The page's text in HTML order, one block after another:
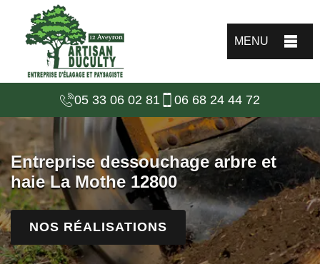
MENU
05 33 06 02 81 06 68 24 44 72
Entreprise dessouchage arbre et
haie La Mothe 12800
NOS RÉALISATIONS